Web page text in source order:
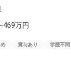
万円
賞与あり 学歴不問